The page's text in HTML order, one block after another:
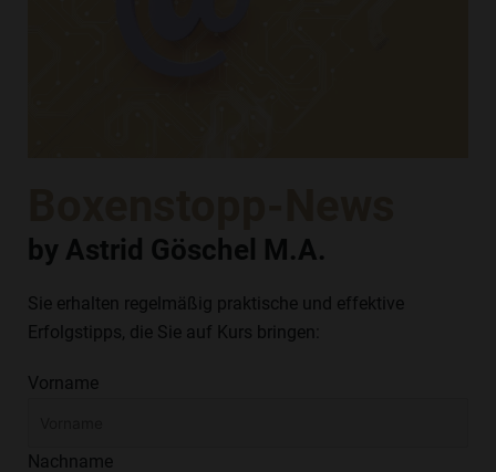
by Astrid Göschel M.A.
Sie erhalten regelmäßig praktische und effektive
Erfolgstipps, die Sie auf Kurs bringen:
Vorname
Nachname